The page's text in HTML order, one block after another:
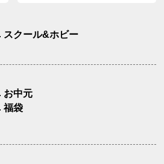
スクール&ホビー
お中元
福袋